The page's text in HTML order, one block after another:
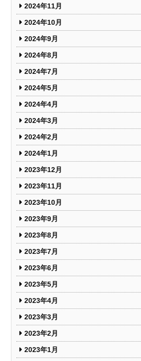
2024年11月
2024年10月
2024年9月
2024年8月
2024年7月
2024年5月
2024年4月
2024年3月
2024年2月
2024年1月
2023年12月
2023年11月
2023年10月
2023年9月
2023年8月
2023年7月
2023年6月
2023年5月
2023年4月
2023年3月
2023年2月
2023年1月